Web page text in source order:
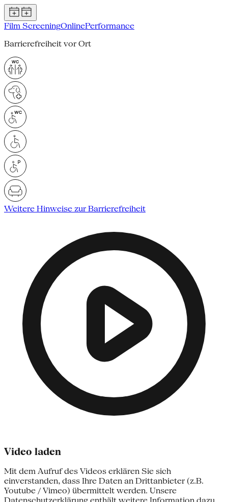
Film ScreeningOnlinePerformance
Barrierefreiheit vor Ort
Weitere Hinweise zur Barrierefreiheit
Video laden
Mit dem Aufruf des Videos erklären Sie sich
einverstanden, dass Ihre Daten an Drittanbieter (z.B.
Youtube / Vimeo) übermittelt werden. Unsere